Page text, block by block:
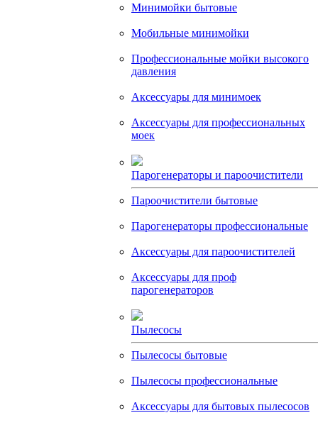
Минимойки бытовые
Мобильные минимойки
Профессиональные мойки высокого
давления
Аксессуары для минимоек
Аксессуары для профессиональных
моек
Парогенераторы и пароочистители
Пароочистители бытовые
Парогенераторы профессиональные
Аксессуары для пароочистителей
Аксессуары для проф
парогенераторов
Пылесосы
Пылесосы бытовые
Пылесосы профессиональные
Аксессуары для бытовых пылесосов